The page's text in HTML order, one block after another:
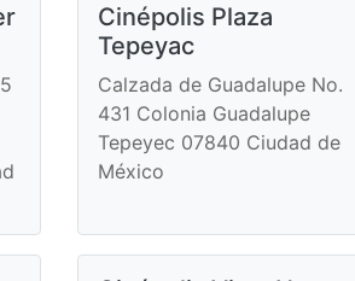
Cinépolis Plaza
Tepeyac
Calzada de Guadalupe No.
431 Colonia Guadalupe
Tepeyec 07840 Ciudad de
México